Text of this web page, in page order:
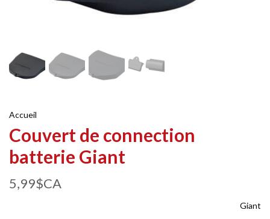
Accueil
Couvert de connection
batterie Giant
5,99$CA
Giant